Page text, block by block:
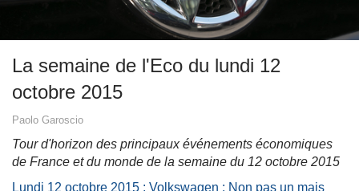
La semaine de l'Eco du lundi 12
octobre 2015
Paolo Garoscio
Tour d'horizon des principaux événements économiques
de France et du monde de la semaine du 12 octobre 2015
Lundi 12 octobre 2015 : Volkswagen : Non pas un mais